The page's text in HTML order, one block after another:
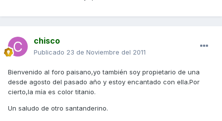
chisco
Publicado 23 de Noviembre del 2011
Bienvenido al foro paisano,yo también soy propietario de una
desde agosto del pasado año y estoy encantado con ella.Por
cierto,la mía es color titanio.
Un saludo de otro santanderino.